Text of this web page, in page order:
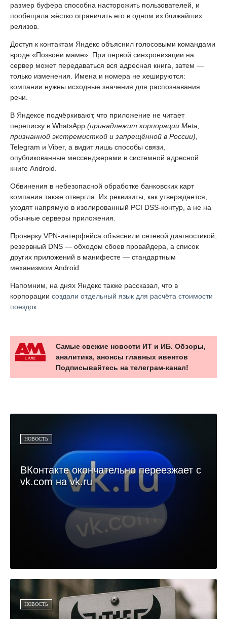
размер буфера способна насторожить пользователей, и
пообещала жёстко ограничить его в одном из ближайших
релизов.
Доступ к контактам Яндекс объяснил голосовыми командами
вроде «Позвони маме». При первой синхронизации на
сервер может передаваться вся адресная книга, затем —
только изменения. Имена и номера не хешируются:
компании нужны исходные значения для распознавания
речи.
В Яндексе подчёркивают, что приложение не читает
переписку в WhatsApp (принадлежит корпорации Meta,
признанной экстремисткой и запрещённой в России)
Telegram и Viber, а видит лишь способы связи,
опубликованные мессенджерами в системной адресной
книге Android.
Обвинения в небезопасной обработке банковских карт
компания также отвергла. Их реквизиты, как утверждается,
уходят напрямую в изолированный PCI DSS-контур, а не на
обычные серверы приложения.
Проверку VPN-интерфейса объяснили сетевой диагностикой,
резервный DNS — обходом сбоев провайдера, а список
других приложений в манифесте — стандартным
механизмом Android.
Напомним, на днях Яндекс также рассказал, что в
корпорации создали отдельный язык для расчёта стоимости
поездок
Самые свежие новости ИТ и ИБ. Обзоры,
аналитика, анонсы главных ивентов
Подписывайтесь на телеграм-канал!
НОВОСТЬ
ВКонтакте окончательно переезжает с
vk.com на vk.ru
НОВОСТЬ